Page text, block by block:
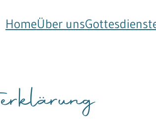
HomeÜber uns